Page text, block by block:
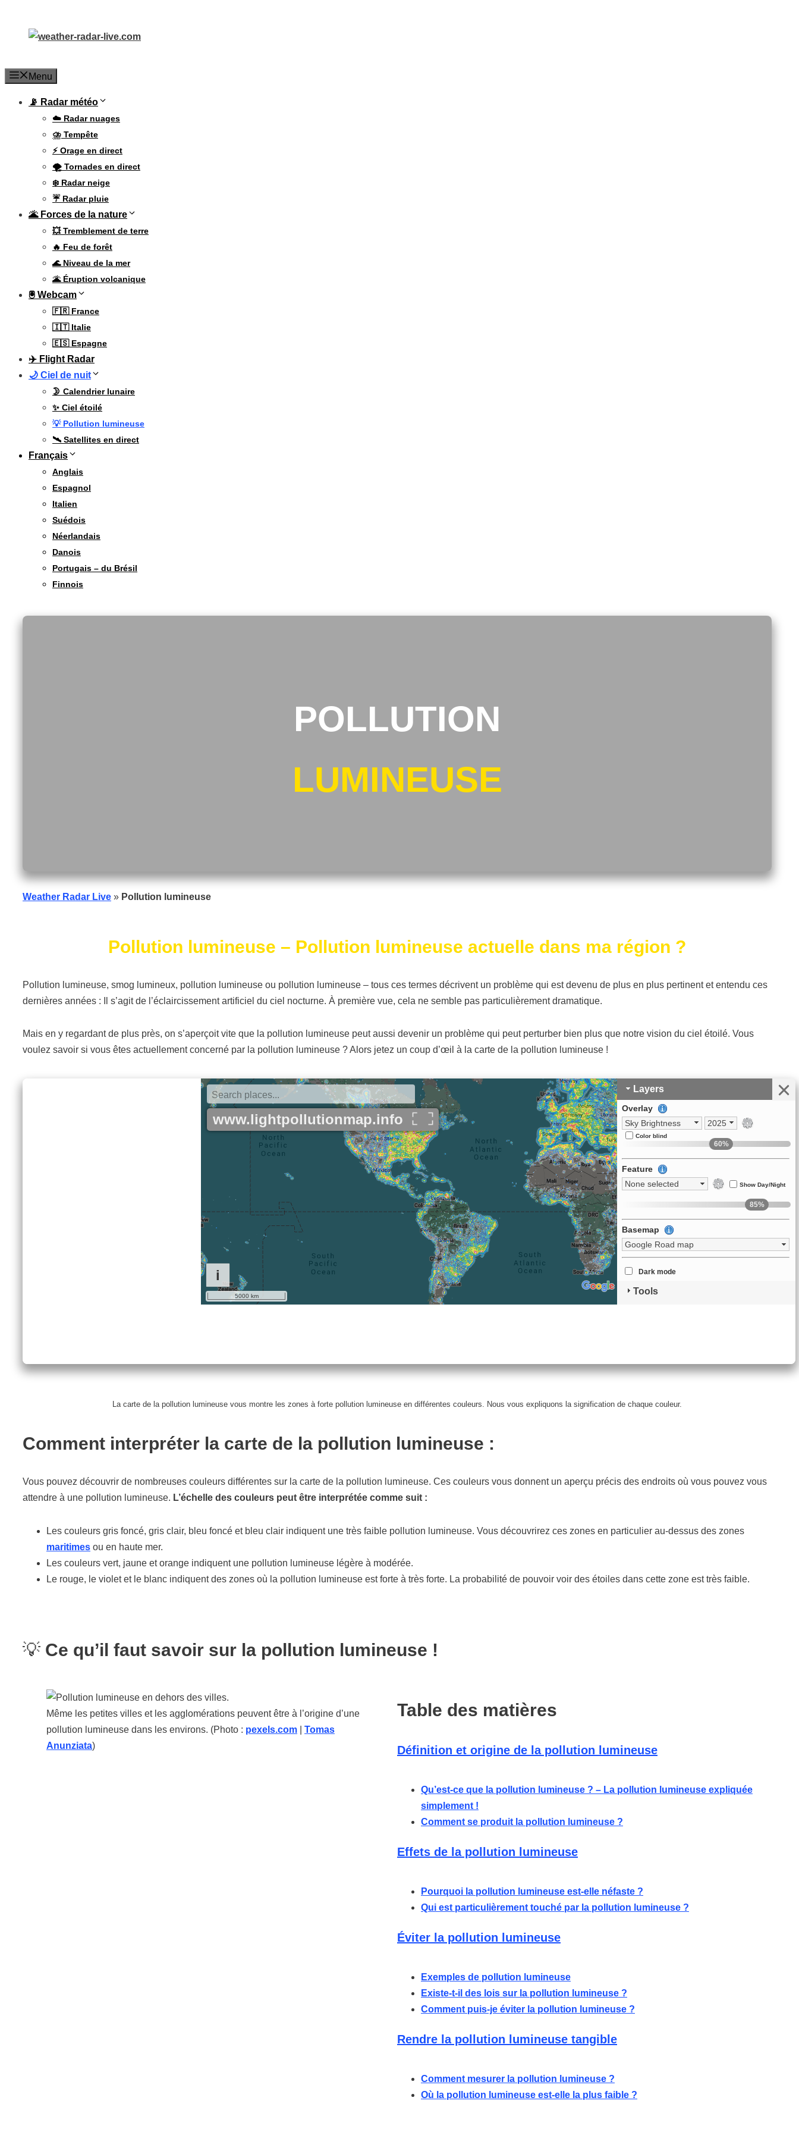
contenu
Menu
📡 Radar météo
☁️ Radar nuages
⛈️ Tempête
⚡ Orage en direct
🌪️ Tornades en direct
❄️ Radar neige
☔ Radar pluie
🌋 Forces de la nature
💥 Tremblement de terre
🔥 Feu de forêt
🌊 Niveau de la mer
🌋 Éruption volcanique
🖲 Webcam
🇫🇷 France
🇮🇹 Italie
🇪🇸 Espagne
✈️ Flight Radar
🌙 Ciel de nuit
🌛 Calendrier lunaire
✨ Ciel étoilé
💡 Pollution lumineuse
🛰️ Satellites en direct
Français
Anglais
Espagnol
Italien
Suédois
Néerlandais
Danois
Portugais – du Brésil
Finnois
POLLUTION
LUMINEUSE
Weather Radar Live » Pollution lumineuse
Pollution lumineuse – Pollution lumineuse actuelle dans ma région ?
Pollution lumineuse, smog lumineux, pollution lumineuse ou pollution lumineuse – tous ces termes décrivent un problème qui est devenu de plus en plus pertinent et entendu ces
dernières années : Il s’agit de l’éclaircissement artificiel du ciel nocturne. À première vue, cela ne semble pas particulièrement dramatique.
Mais en y regardant de plus près, on s’aperçoit vite que la pollution lumineuse peut aussi devenir un problème qui peut perturber bien plus que notre vision du ciel étoilé. Vous
voulez savoir si vous êtes actuellement concerné par la pollution lumineuse ? Alors jetez un coup d’œil à la carte de la pollution lumineuse !
La carte de la pollution lumineuse vous montre les zones à forte pollution lumineuse en différentes couleurs. Nous vous expliquons la signification de chaque couleur.
Comment interpréter la carte de la pollution lumineuse :
Vous pouvez découvrir de nombreuses couleurs différentes sur la carte de la pollution lumineuse. Ces couleurs vous donnent un aperçu précis des endroits où vous pouvez vous
attendre à une pollution lumineuse. L’échelle des couleurs peut être interprétée comme suit :
Les couleurs gris foncé, gris clair, bleu foncé et bleu clair indiquent une très faible pollution lumineuse. Vous découvrirez ces zones en particulier au-dessus des zones
maritimes ou en haute mer.
Les couleurs vert, jaune et orange indiquent une pollution lumineuse légère à modérée.
Le rouge, le violet et le blanc indiquent des zones où la pollution lumineuse est forte à très forte. La probabilité de pouvoir voir des étoiles dans cette zone est très faible.
💡 Ce qu’il faut savoir sur la pollution lumineuse !
Même les petites villes et les agglomérations peuvent être à l’origine d’une
pollution lumineuse dans les environs. (Photo : pexels.com
Tomas
Anunziata)
Table des matières
Définition et origine de la pollution lumineuse
Qu’est-ce que la pollution lumineuse ? – La pollution lumineuse expliquée
simplement !
Comment se produit la pollution lumineuse ?
Effets de la pollution lumineuse
Pourquoi la pollution lumineuse est-elle néfaste ?
Qui est particulièrement touché par la pollution lumineuse ?
Éviter la pollution lumineuse
Exemples de pollution lumineuse
Existe-t-il des lois sur la pollution lumineuse ?
Comment puis-je éviter la pollution lumineuse ?
Rendre la pollution lumineuse tangible
Comment mesurer la pollution lumineuse ?
Où la pollution lumineuse est-elle la plus faible ?